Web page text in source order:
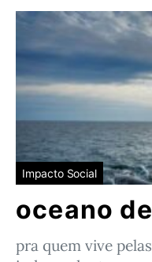
Impacto Social
oceano
pra quem vive